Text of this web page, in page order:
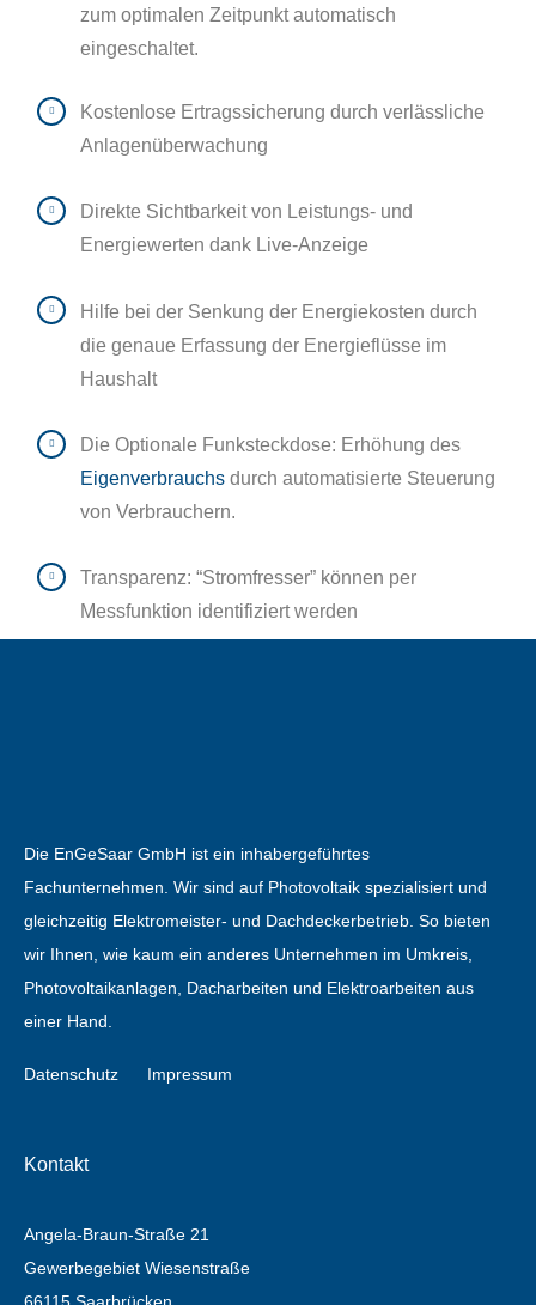
zum optimalen Zeitpunkt automatisch
eingeschaltet.
Kostenlose Ertragssicherung durch verlässliche
Anlagenüberwachung
Direkte Sichtbarkeit von Leistungs- und
Energiewerten dank Live-Anzeige
Hilfe bei der Senkung der Energiekosten durch
die genaue Erfassung der Energieflüsse im
Haushalt
Die Optionale Funksteckdose: Erhöhung des
Eigenverbrauchs durch automatisierte Steuerung
von Verbrauchern.
Transparenz: “Stromfresser” können per
Messfunktion identifiziert werden
Die EnGeSaar GmbH ist ein inhabergeführtes
Fachunternehmen. Wir sind auf Photovoltaik spezialisiert und
gleichzeitig Elektromeister- und Dachdeckerbetrieb. So bieten
wir Ihnen, wie kaum ein anderes Unternehmen im Umkreis,
Photovoltaikanlagen, Dacharbeiten und Elektroarbeiten aus
einer Hand.
Datenschutz Impressum
Kontakt
Angela-Braun-Straße 21
Gewerbegebiet Wiesenstraße
66115 Saarbrücken